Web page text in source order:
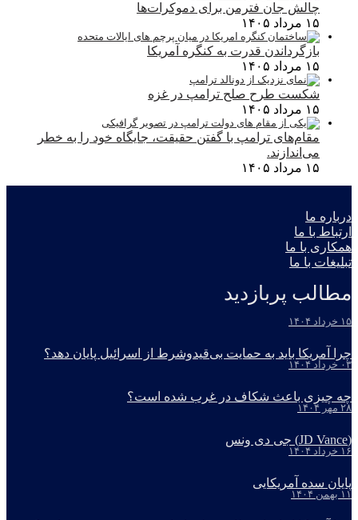
چالش جان فترمن برای دموکرات‌ها
۱۵ مرداد ۱۴۰۵
بازگرداندن قدرت به کنگره آمریکا
۱۵ مرداد ۱۴۰۵
شکست طرح صلح ترامپ در غزه
۱۵ مرداد ۱۴۰۵
مقام‌های ترامپ با گفتن حقیقت، جایگاه خود را به خطر
می‌اندازند.
۱۵ مرداد ۱۴۰۵
درباره ما
ارتباط با ما
همکاری با ما
تبلیغات با ما
مطالب پربازدید
۱۵ خرداد ۱۴۰۴
چرا آمریکا باید به حمایت بی‌قیدوشرط از اسرائیل پایان دهد؟
۰۳ خرداد ۱۴۰۴
چه چیزی باعث شکاف در غرب شده است؟
۲۸ مهر ۱۴۰۴
(JD Vance) جی دی ونس
۱۶ خرداد ۱۴۰۴
پایان سده آمریکایی
۱۱ بهمن ۱۴۰۴